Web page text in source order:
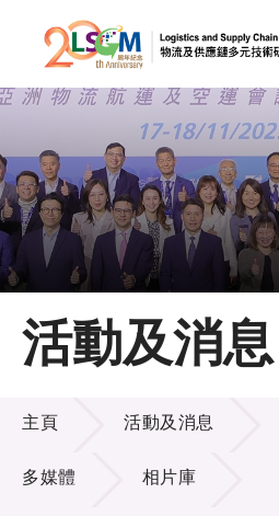
跳到內容（按回車
A
主頁
關於LSCM
技術商品化
項目及資助計劃
活動及消息
活動及消息
主頁 活動及消息
多媒體 相片庫